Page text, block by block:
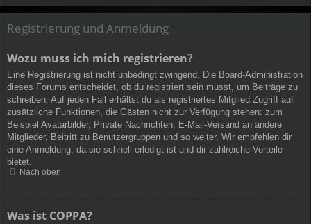
Registrierung und Anmeldung
Wozu muss ich mich registrieren?
Eine Registrierung ist nicht unbedingt zwingend. Die Board-Administration
dieses Forums entscheidet, ob du registriert sein musst, um Beiträge zu
schreiben. Auf jeden Fall erhältst du als registriertes Mitglied Zugriff auf
zusätzliche Funktionen, die Gästen nicht zur Verfügung stehen: zum
Beispiel Avatarbilder, Private Nachrichten, E-Mail-Versand an andere
Mitglieder, Beitritt zu Benutzergruppen und so weiter. Wir empfehlen dir
eine Anmeldung, da sie schnell erledigt ist und dir zahlreiche Vorteile
bietet.
Nach oben
Was ist COPPA?